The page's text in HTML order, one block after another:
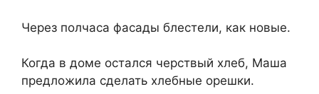
Через полчаса фасады блестели, как новые.
Когда в доме остался черствый хлеб, Маша
предложила сделать хлебные орешки.